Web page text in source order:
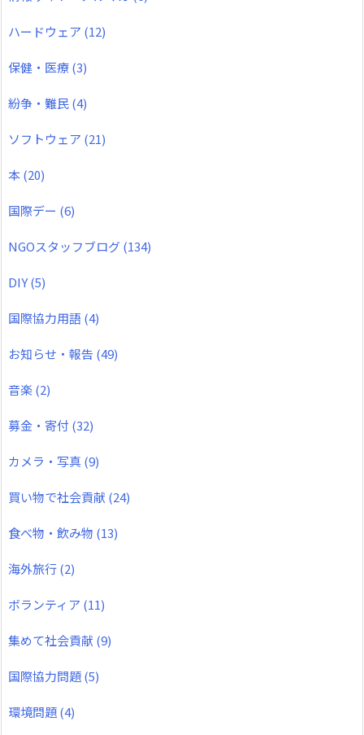
ハードウェア (12)
保健・医療(3)
紛争・難民(4)
ソフトウェア (21)
本(20)
国際デー (6)
NGOスタッフブログ(134)
DIY(5)
国際協力用語(4)
お知らせ・報告 (49)
音楽(2)
募金・寄付 (32)
カメラ・写真(9)
買い物で社会貢献 (24)
食べ物・飲み物 (13)
海外旅行(2)
ボランティア (11)
集めて社会貢献 (9)
国際協力問題(5)
環境問題(4)